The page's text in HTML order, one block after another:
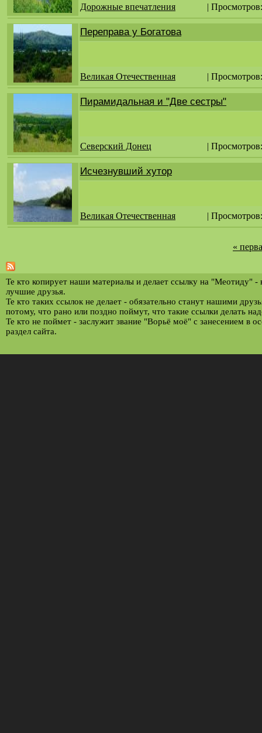
Дорожные впечатления |
Переправа у Богатова
Великая Отечественная |
Пирамидальная и "Две сестры"
Северский Донец |
Исчезнувший хутор
Великая Отечественная |
т
р
а
н
и
«
Те кто копирует наши материалы и делает ссылку на "Меотиду" -
лучшие друзья.
Те кто таких ссылок не делает - обязательно станут нашими
потому, что рано или поздно поймут, что такие ссылки делать
Те кто не поймет - заслужит звание "Ворьё моё" с занесением в
раздел сайта.